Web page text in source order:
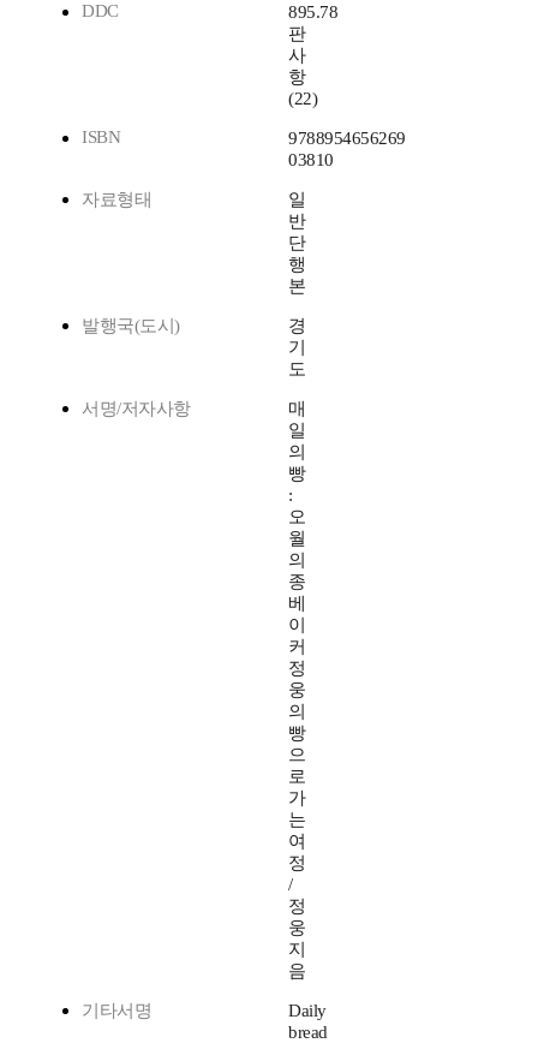
DDC
895.78
판
사
항
(22)
ISBN
9788954656269
03810
자료형태
일
반
단
행
본
발행국(도시)
경
기
도
서명/저자사항
매
일
의
빵
:
오
월
의
종
베
이
커
정
웅
의
빵
으
로
가
는
여
정
/
정
웅
지
음
기타서명
Daily
bread